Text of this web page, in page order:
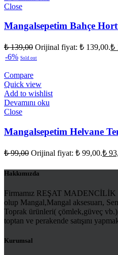
Close
Mangalsepetim Bahçe
₺139,00 Orijinal fiyat: ₺ 139,00.₺
-6% Sold out
Compare
Quick view
Add to wishlist
Devamını oku
Close
Mangalsepetim Helvane
₺99,00 Orijinal fiyat: ₺ 99,00.₺
Hakkımızda
Firmamız REŞAT MADENCİLİK
olup Mangal,Mangal aksesuarı,
Toprak ürünleri( çömlek,güveç
toptan ve perakende satışını
Kurumsal